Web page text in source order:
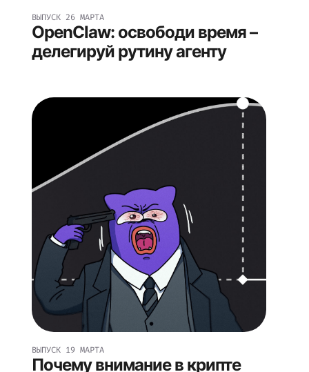
ВЫПУСК 26 МАРТА
OpenClaw: освободи время –
делегируй рутину агенту
ВЫПУСК 19 МАРТА
Почему внимание в крипте